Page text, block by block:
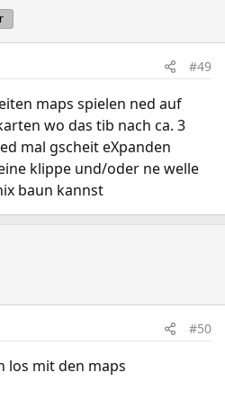
#49
maps spielen ned auf
wo das tib nach ca. 3
mal gscheit eXpanden
klippe und/oder ne welle
baun kannst
#50
los mit den maps